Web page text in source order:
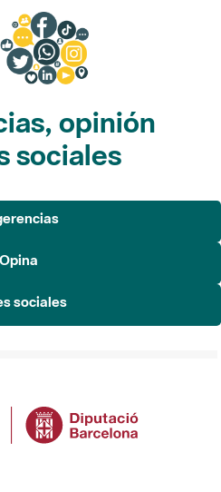
opinión
sociales
Opina
sociales